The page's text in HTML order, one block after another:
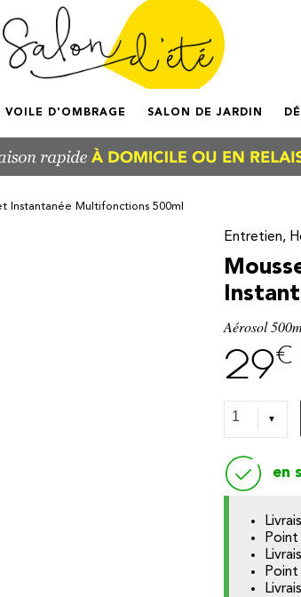
VOILE D'OMBRAGE SALON DE JARDIN
Instantanée Multifonctions 500ml
Entretien,
Aérosol
29€
en
Point